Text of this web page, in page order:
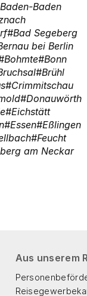
Baden-Baden
Bad Segeberg
bei Berlin
Bohmte Bonn
Brühl
Crimmitschau
Donauwörth
Eichstätt
Essen Eßlingen
Feucht
am Neckar
Aus unserem